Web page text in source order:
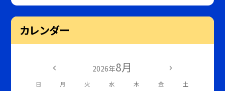
カレンダー
2026年8月
日 月 火 水 木 金 土